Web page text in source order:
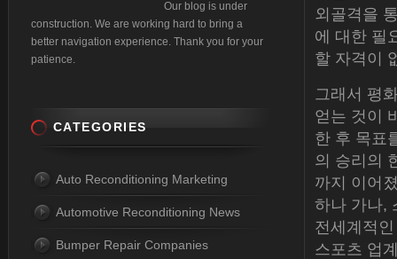
외골격을
에 대한 필
할 자격이
그래서 평
얻는 것이
한 후 목표
의 승리의
까지 이어
하나 가나,
전세계적
스포츠 업
Our blog is under
construction. We are working hard to bring a
better navigation experience. Thank you for your
patience.
CATEGORIES
Auto Reconditioning Marketing
Automotive Reconditioning News
Bumper Repair Companies